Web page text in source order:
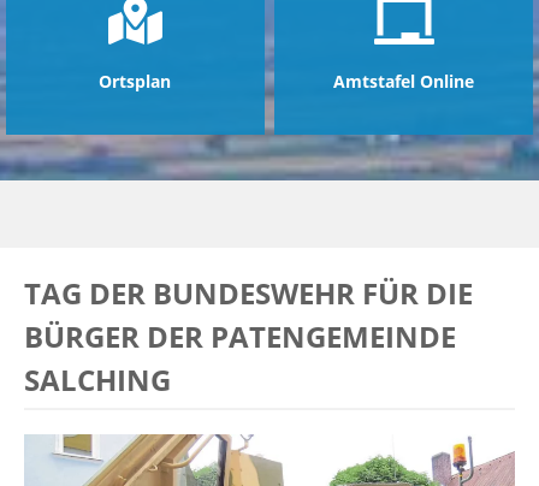
Ortsplan Amtstafel Online
TAG DER BUNDESWEHR FÜR DIE
BÜRGER DER PATENGEMEINDE
SALCHING